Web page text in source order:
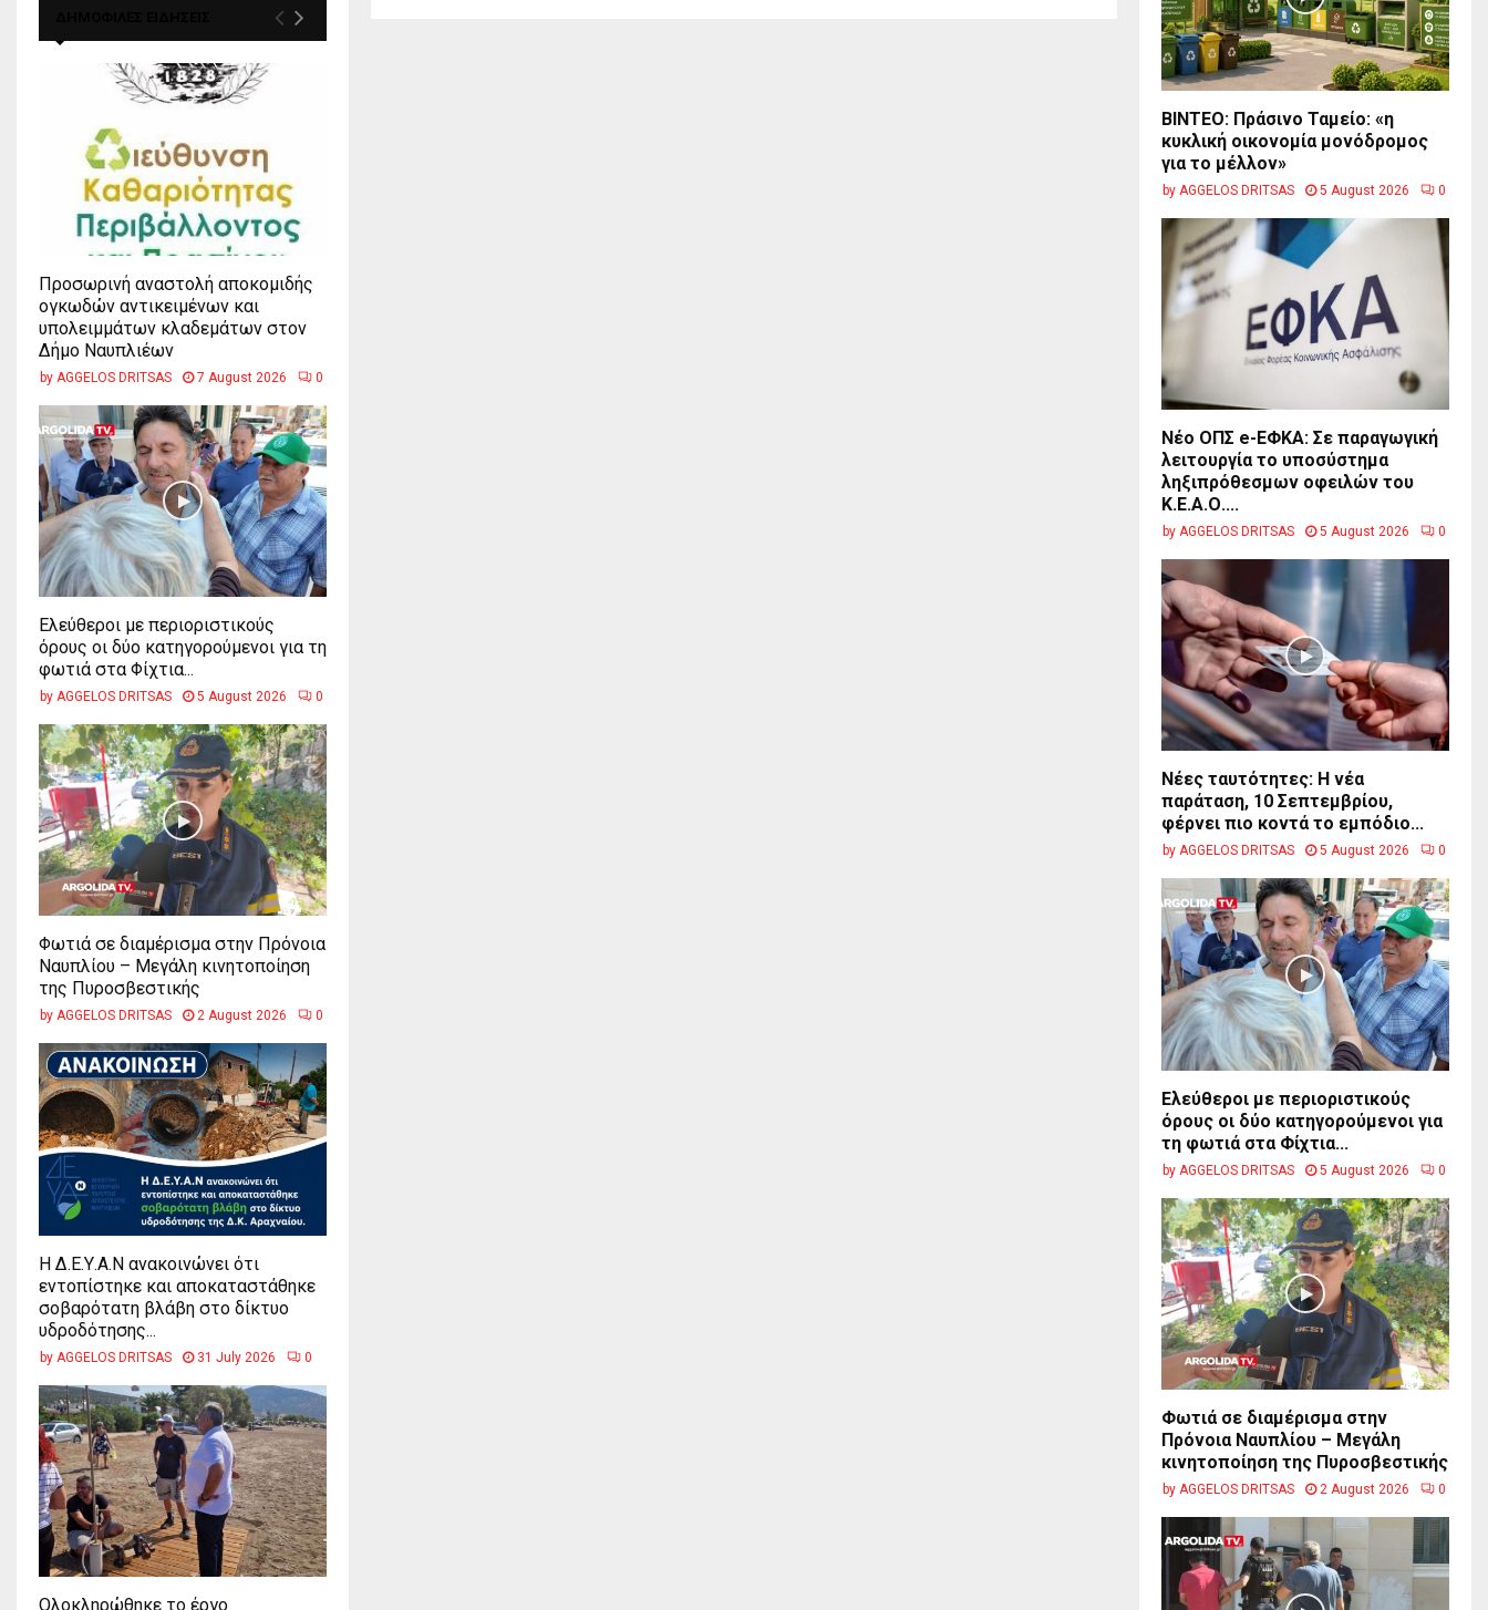
Προσωρινή αναστολή αποκομιδής
ογκωδών αντικειμένων και
υπολειμμάτων κλαδεμάτων στον
Δήμο Ναυπλιέων
by AGGELOS DRITSAS 7 August 2026 0
Ελεύθεροι με περιοριστικούς
όρους οι δύο κατηγορούμενοι για τη
φωτιά στα Φίχτια...
by AGGELOS DRITSAS 5 August 2026 0
Φωτιά σε διαμέρισμα στην Πρόνοια
Ναυπλίου – Μεγάλη κινητοποίηση
της Πυροσβεστικής
by AGGELOS DRITSAS 2 August 2026 0
Η Δ.Ε.Υ.Α.Ν ανακοινώνει ότι
εντοπίστηκε και αποκαταστάθηκε
σοβαρότατη βλάβη στο δίκτυο
υδροδότησης...
by AGGELOS DRITSAS 31 July 2026 0
Ολοκληρώθηκε το έργο
BINTEO: Πράσινο Ταμείο: «η
κυκλική οικονομία μονόδρομος
για το μέλλον»
by AGGELOS DRITSAS 5 August 2026 0
Νέο ΟΠΣ e-ΕΦΚΑ: Σε παραγωγική
λειτουργία το υποσύστημα
ληξιπρόθεσμων οφειλών του
Κ.Ε.Α.Ο....
by AGGELOS DRITSAS 5 August 2026 0
Νέες ταυτότητες: Η νέα
παράταση, 10 Σεπτεμβρίου,
φέρνει πιο κοντά το εμπόδιο...
by AGGELOS DRITSAS 5 August 2026 0
Ελεύθεροι με περιοριστικούς
όρους οι δύο κατηγορούμενοι για
τη φωτιά στα Φίχτια...
by AGGELOS DRITSAS 5 August 2026 0
Φωτιά σε διαμέρισμα στην
Πρόνοια Ναυπλίου – Μεγάλη
κινητοποίηση της Πυροσβεστικής
by AGGELOS DRITSAS 2 August 2026 0